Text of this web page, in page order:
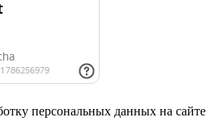
персональных данных на сайте